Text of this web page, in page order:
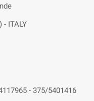
- ITALY
- 375/5401416